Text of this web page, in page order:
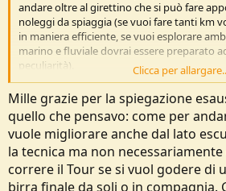
andare oltre al girettino che si può fare
noleggi da spiaggia (se vuoi fare tanti km
in maniera efficiente, se vuoi esplorare
marino e fluviale dovrai essere preparato
peculiarità).
Come hai notato la maggior parte dei club
il lato agonistico dello sport di pagaia... ma
solo una delle tante scienze che ci sono
che ci piace: dobbiamo sapere di
soccorso, comunicazione, navigazione e
Sicuramente aggregarsi al club vicino
offrono dei corsi base che permettono di
fare un po' di esperienza anche in discipline
Clicca per
Mille grazie per la spiegazione
quello che pensavo: come per
vuole migliorare anche dal lato
la tecnica ma non
correre il Tour se si vuol godere di
birra finale da soli o in compagnia.